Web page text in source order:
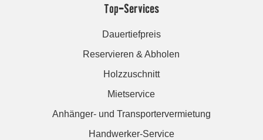
Top-Services
Dauertiefpreis
Reservieren & Abholen
Holzzuschnitt
Mietservice
Anhänger- und Transportervermietung
Handwerker-Service